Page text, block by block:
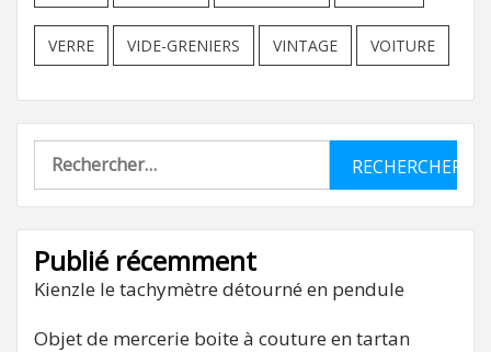
VERRE VIDE-GRENIERS VINTAGE VOITURE
Rechercher :
Publié récemment
Kienzle le tachymètre détourné en pendule
Objet de mercerie boite à couture en tartan